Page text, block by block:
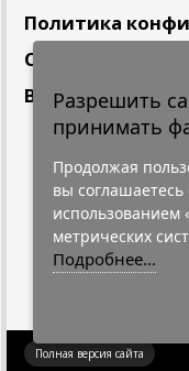
Политика
Сотрудничество
Вакансии
Подпишитесь
Нажимая на
персональных
Полная версия сайта
Разрешить
принимать
Продолжая
вы соглашаетесь
использованием
метрических
Подробнее...